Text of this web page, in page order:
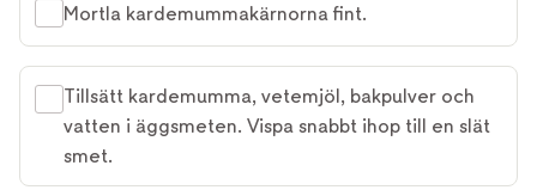
Mortla kardemummakärnorna fint.
Tillsätt kardemumma, vetemjöl, bakpulver och
vatten i äggsmeten. Vispa snabbt ihop till en slät
smet.